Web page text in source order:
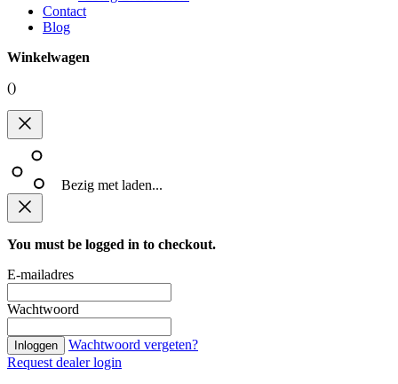
Contact
Blog
Winkelwagen
()
Bezig met laden...
You must be logged in to checkout.
E-mailadres
Wachtwoord
Inloggen
Wachtwoord vergeten?
Request dealer login